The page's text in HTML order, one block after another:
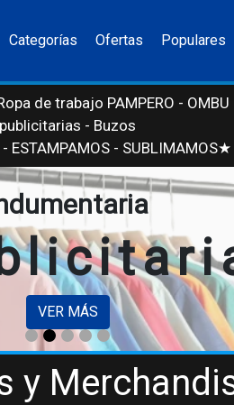
Categorías Ofertas Populares
de trabajo PAMPERO -
- Buzos de fris
ESTAMPAMOS - SUBLIMAMOS★
VER MÁS
y